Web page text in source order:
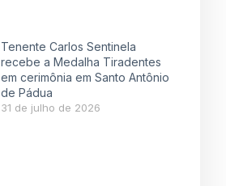
Tenente Carlos Sentinela
recebe a Medalha Tiradentes
em cerimônia em Santo Antônio
de Pádua
31 de julho de 2026